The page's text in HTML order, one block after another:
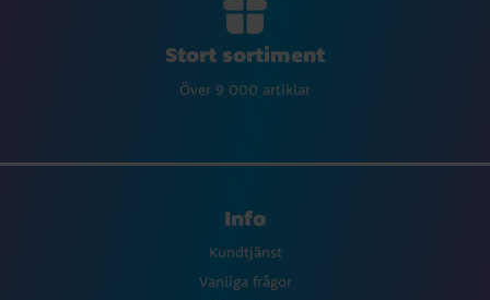
Stort sortiment
Över 9 000 artiklar
Info
Kundtjänst
Vanliga frågor